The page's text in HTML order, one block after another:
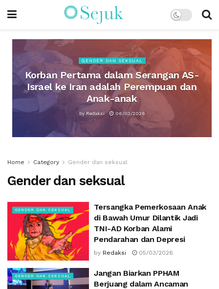
GENDER DAN SEKSUAL
Korban Pertama dalam Serangan AS-
Israel ke Iran adalah Perempuan dan
Anak-anak
by Redaksi 06/03/2026
Home Category Gender dan seksual
Gender dan seksual
GENDER DAN SEKSUAL
Tersangka Pemerkosaan Anak
di Bawah Umur Dilantik Jadi
TNI-AD Korban Alami
Pendarahan dan Depresi
by Redaksi 05/03/2026
GENDER DAN SEKSUAL
Jangan Biarkan PPHAM
Berjuang dalam Ancaman